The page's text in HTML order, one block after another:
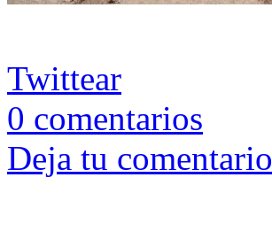
Twittear
0 comentarios
Deja tu comentario